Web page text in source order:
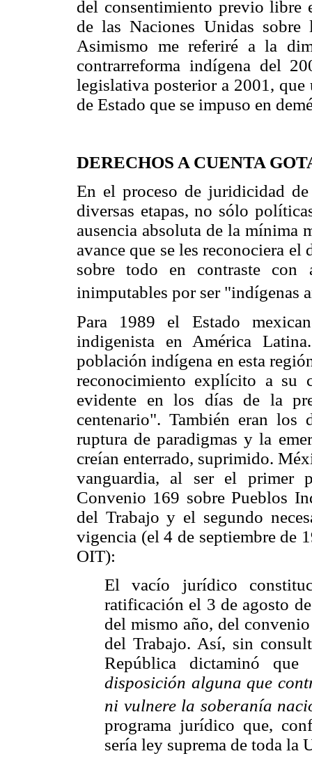
del consentimiento previo libre
de las Naciones Unidas sobre
Asimismo me referiré a la
contrarreforma indígena del
legislativa posterior a 2001,
de Estado que se impuso en
DERECHOS A CUENTA
En el proceso de juridicidad
diversas etapas, no sólo
ausencia absoluta de la mínima
avance que se les reconociera
sobre todo en contraste con
inimputables por ser "indígenas
Para 1989 el Estado
indigenista en América
población indígena en esta
reconocimiento explícito a su
evidente en los días de la
centenario". También eran
ruptura de paradigmas y la
creían enterrado, suprimido.
vanguardia, al ser el primer
Convenio 169 sobre Pueblos
del Trabajo y el segundo
vigencia (el 4 de septiembre de
OIT):
El vacío jurídico
ratificación el 3 de agosto
del mismo año, del
del Trabajo. Así, sin
República dictaminó que
disposición alguna que
ni vulnere la soberanía
programa jurídico que,
sería ley suprema de toda la